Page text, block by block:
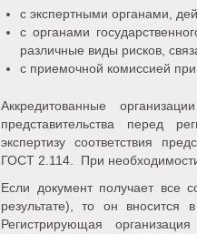
с экспертными органами,
с органами
различные виды рисков,
с приемочной комиссией
Аккредитованные
представительства перед
экспертизу соответствия
ГОСТ 2.114. При
Если документ получает все
результате), то он вносится
Регистрирующая